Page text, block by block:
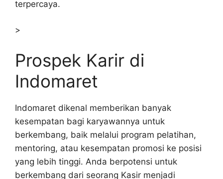
terpercaya.
>
Prospek Karir di
Indomaret
Indomaret dikenal memberikan banyak
kesempatan bagi karyawannya untuk
berkembang, baik melalui program pelatihan,
mentoring, atau kesempatan promosi ke posisi
yang lebih tinggi. Anda berpotensi untuk
berkembang dari seorang Kasir menjadi